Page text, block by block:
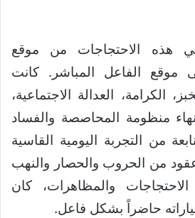
هذه الاحتجاجات من موقع
موقع الفاعل المباشر. كانت
الكرامة، العدالة الاجتماعية،
منظومة المحاصصة والفساد
من التجربة اليومية القاسية
من الحروب والحصار والنهب
والمظاهرات، كان
حاضراً بشكل فاعل.